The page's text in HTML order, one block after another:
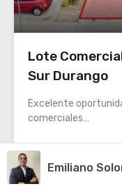
Lote
Sur Durango
Excelente
comerciales…
315 Metros
Emiliano